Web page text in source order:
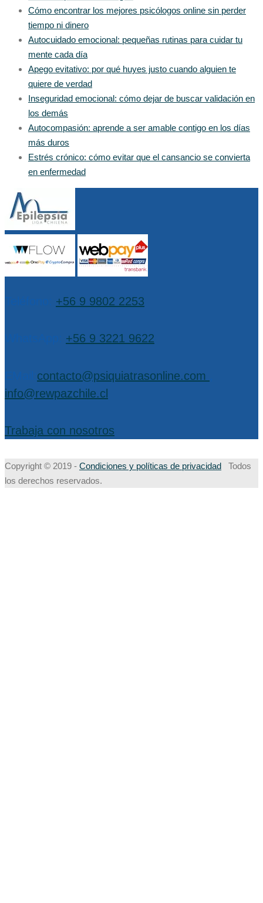
Cómo encontrar los mejores psicólogos online sin perder
tiempo ni dinero
Autocuidado emocional: pequeñas rutinas para cuidar tu
mente cada día
Apego evitativo: por qué huyes justo cuando alguien te
quiere de verdad
Inseguridad emocional: cómo dejar de buscar validación en
los demás
Autocompasión: aprende a ser amable contigo en los días
más duros
Estrés crónico: cómo evitar que el cansancio se convierta
en enfermedad
+56 9 9802 2253
+56 9 3221 9622
contacto@psiquiatrasonline.com
info@rewpazchile.cl
Trabaja con nosotros
Copyright © 2019 - Condiciones y políticas de privacidad
Todos
los derechos reservados.